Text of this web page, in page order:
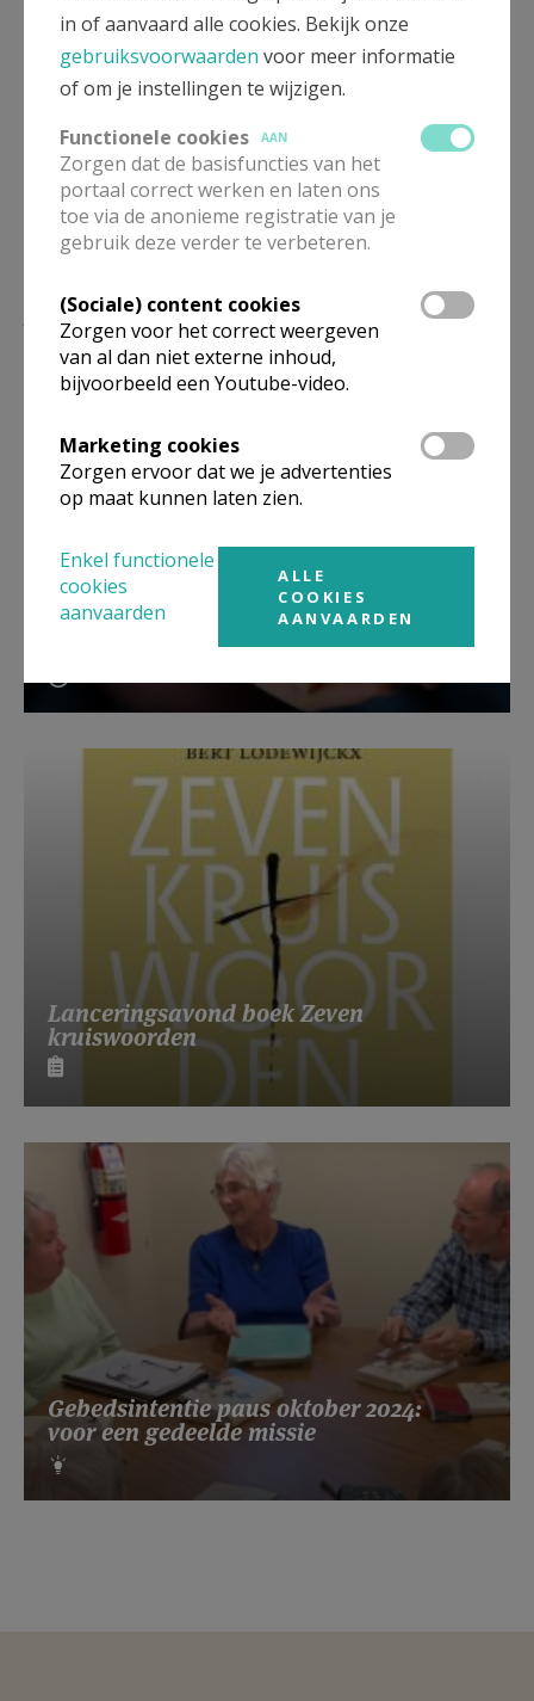
Kinderwoorddienst Bavoparochie © Maria Ihm
Lees meer
Beroepsvereniging Zorgpastores
Lanceringsavond boek Zeven
kruiswoorden
Gebedsintentie paus oktober 2024:
voor een gedeelde missie
in of aanvaard alle cookies. Bekijk onze
gebruiksvoorwaarden voor meer informatie
of om je instellingen te wijzigen.
Functionele cookies
AAN
Zorgen dat de basisfuncties van het
portaal correct werken en laten ons
toe via de anonieme registratie van je
gebruik deze verder te verbeteren.
(Sociale) content cookies
Zorgen voor het correct weergeven
van al dan niet externe inhoud,
bijvoorbeeld een Youtube-video.
Marketing cookies
Zorgen ervoor dat we je advertenties
op maat kunnen laten zien.
Enkel functionele
cookies
aanvaarden
ALLE
COOKIES
AANVAARDEN